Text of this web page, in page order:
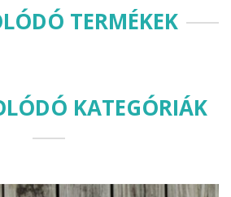
TERMÉKEK
KATEGÓRIÁK